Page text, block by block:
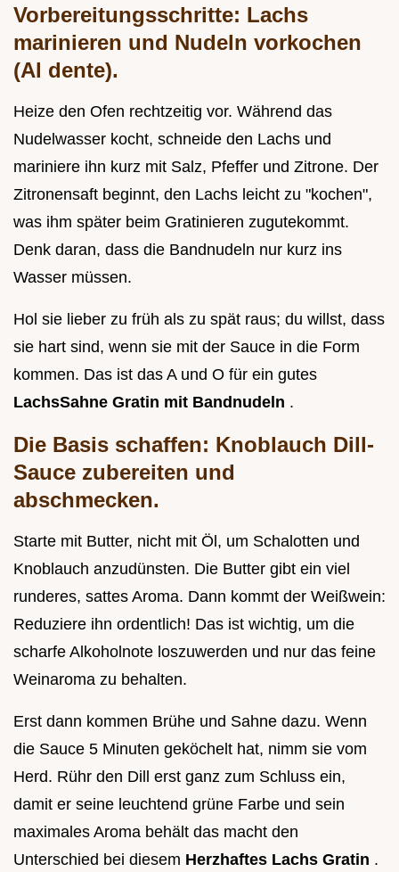
Vorbereitungsschritte: Lachs
marinieren und Nudeln vorkochen
(Al dente).
Heize den Ofen rechtzeitig vor. Während das
Nudelwasser kocht, schneide den Lachs und
mariniere ihn kurz mit Salz, Pfeffer und Zitrone. Der
Zitronensaft beginnt, den Lachs leicht zu "kochen",
was ihm später beim Gratinieren zugutekommt.
Denk daran, dass die Bandnudeln nur kurz ins
Wasser müssen.
Hol sie lieber zu früh als zu spät raus; du willst, dass
sie hart sind, wenn sie mit der Sauce in die Form
kommen. Das ist das A und O für ein gutes
LachsSahne Gratin mit Bandnudeln .
Die Basis schaffen: Knoblauch Dill-
Sauce zubereiten und
abschmecken.
Starte mit Butter, nicht mit Öl, um Schalotten und
Knoblauch anzudünsten. Die Butter gibt ein viel
runderes, sattes Aroma. Dann kommt der Weißwein:
Reduziere ihn ordentlich! Das ist wichtig, um die
scharfe Alkoholnote loszuwerden und nur das feine
Weinaroma zu behalten.
Erst dann kommen Brühe und Sahne dazu. Wenn
die Sauce 5 Minuten geköchelt hat, nimm sie vom
Herd. Rühr den Dill erst ganz zum Schluss ein,
damit er seine leuchtend grüne Farbe und sein
maximales Aroma behält das macht den
Unterschied bei diesem Herzhaftes Lachs Gratin .